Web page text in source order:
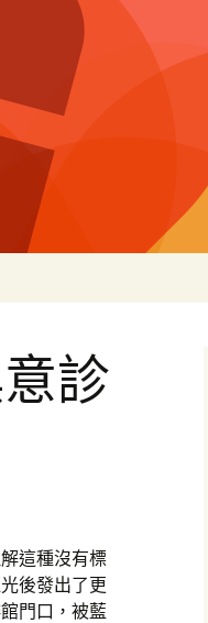
診
這種沒有標
後發出了更
門口，被藍